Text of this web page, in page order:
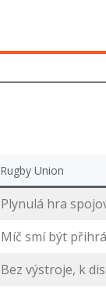
Rugby Union
Plynulá hra
Míč smí být
Bez výstroje, k